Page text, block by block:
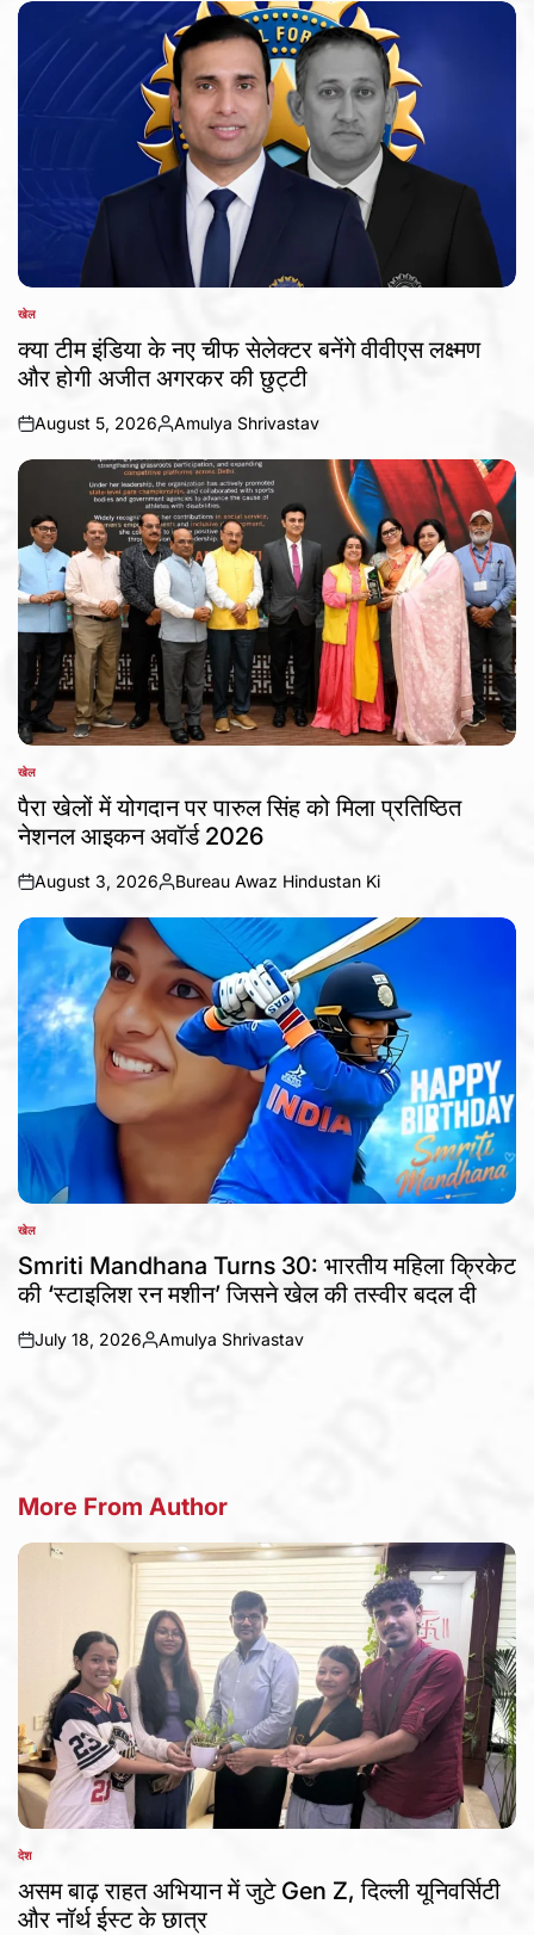
POSTED
खेल
क्या टीम इंडिया के नए चीफ सेलेक्टर बनेंगे वीवीएस लक्ष्मण
और होगी अजीत अगरकर की छुट्टी
on
August 5, 2026
Posted
by
Amulya Shrivastav
POSTED
IN
खेल
पैरा खेलों में योगदान पर पारुल सिंह को मिला प्रतिष्ठित
नेशनल आइकन अवॉर्ड 2026
on
August 3, 2026
Posted
by
Bureau Awaz Hindustan Ki
POSTED
IN
खेल
Smriti Mandhana Turns 30: भारतीय महिला क्रिकेट
की ‘स्टाइलिश रन मशीन’ जिसने खेल की तस्वीर बदल दी
on
July 18, 2026
Posted
Amulya Shrivastav
More From Author
POSTED
देश
असम बाढ़ राहत अभियान में जुटे Gen Z, दिल्ली यूनिवर्सिटी
और नॉर्थ ईस्ट के छात्र